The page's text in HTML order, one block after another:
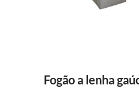
Fogão a lenha